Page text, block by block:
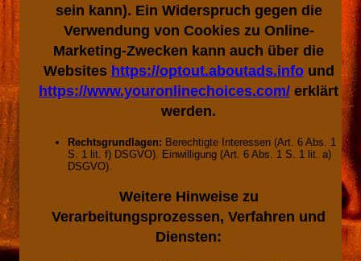
sein kann). Ein Widerspruch gegen die
Verwendung von Cookies zu Online-
Marketing-Zwecken kann auch über die
Websites https://optout.aboutads.infound
https://www.youronlinechoices.com/ erklärt
werden.
Rechtsgrundlagen: Berechtigte Interessen (Art. 6 Abs. 1
S. 1 lit. f) DSGVO). Einwilligung (Art. 6 Abs. 1 S. 1 lit. a)
DSGVO).
Weitere Hinweise zu
Verarbeitungsprozessen, Verfahren und
Diensten: